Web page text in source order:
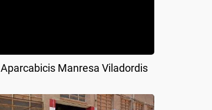
Aparcabicis Manresa Viladordis